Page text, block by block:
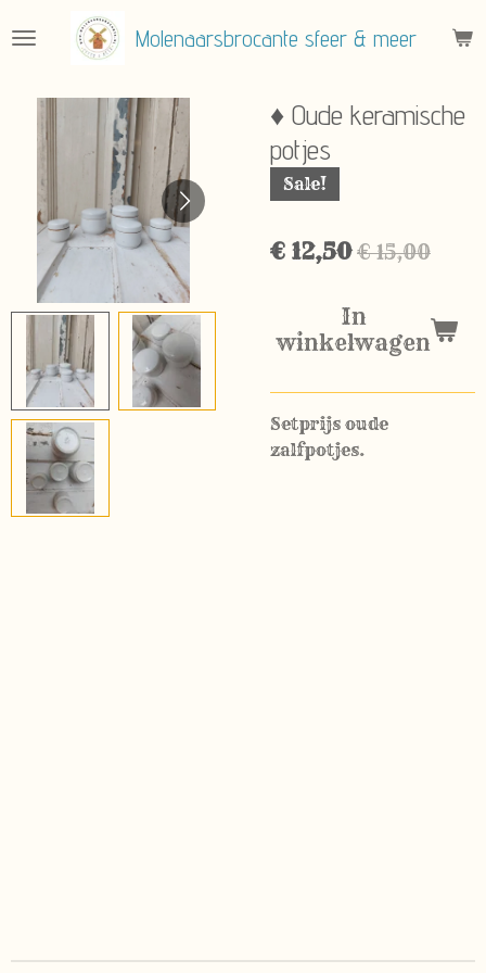
direct
hoofdinhoud
Molenaarsbrocante sfeer & meer
♦ Oude keramische
potjes
Sale!
€ 12,50€ 15,00
In
winkelwagen
Setprijs oude
zalfpotjes.